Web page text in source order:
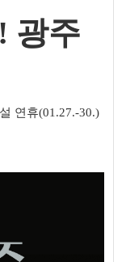
광주
연휴(01.27.-30.)